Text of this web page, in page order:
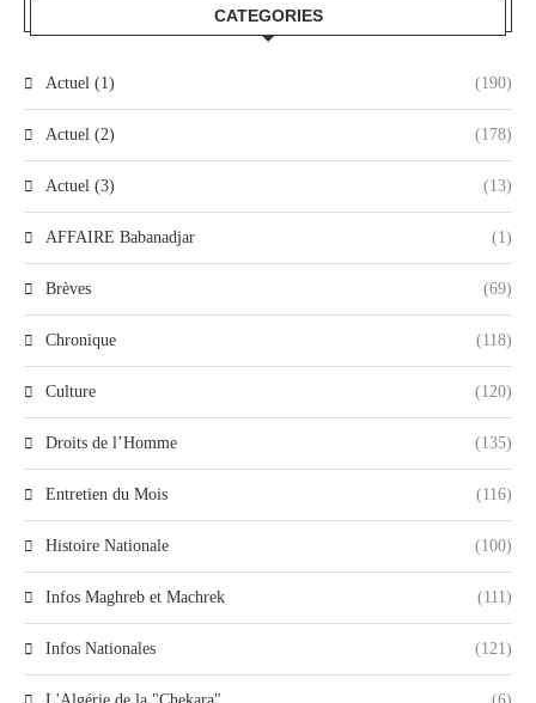
CATEGORIES
Actuel (1) (190)
Actuel (2) (178)
Actuel (3) (13)
AFFAIRE Babanadjar (1)
Brèves (69)
Chronique (118)
Culture (120)
Droits de l’Homme (135)
Entretien du Mois (116)
Histoire Nationale (100)
Infos Maghreb et Machrek (111)
Infos Nationales (121)